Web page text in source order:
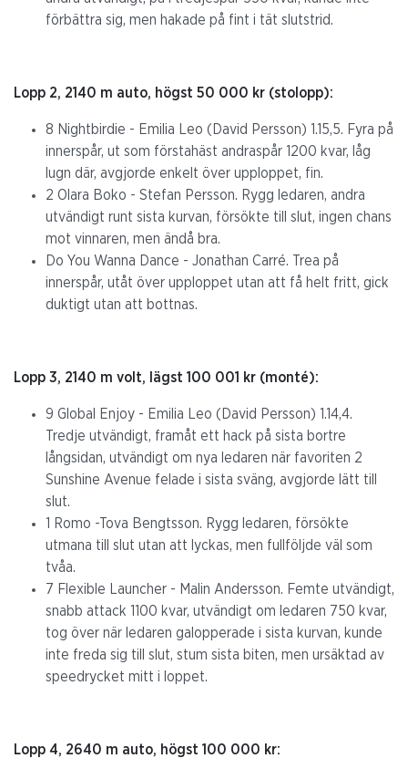
förbättra sig, men hakade på fint i tät slutstrid.
Lopp 2, 2140 m auto, högst 50 000 kr (stolopp):
8 Nightbirdie - Emilia Leo (David Persson) 1.15,5. Fyra på
innerspår, ut som förstahäst andraspår 1200 kvar, låg
lugn där, avgjorde enkelt över upploppet, fin.
2 Olara Boko - Stefan Persson. Rygg ledaren, andra
utvändigt runt sista kurvan, försökte till slut, ingen chans
mot vinnaren, men ändå bra.
Do You Wanna Dance - Jonathan Carré. Trea på
innerspår, utåt över upploppet utan att få helt fritt, gick
duktigt utan att bottnas.
Lopp 3, 2140 m volt, lägst 100 001 kr (monté):
9 Global Enjoy - Emilia Leo (David Persson) 1.14,4.
Tredje utvändigt, framåt ett hack på sista bortre
långsidan, utvändigt om nya ledaren när favoriten 2
Sunshine Avenue felade i sista sväng, avgjorde lätt till
slut.
1 Romo -Tova Bengtsson. Rygg ledaren, försökte
utmana till slut utan att lyckas, men fullföljde väl som
tvåa.
7 Flexible Launcher - Malin Andersson. Femte utvändigt,
snabb attack 1100 kvar, utvändigt om ledaren 750 kvar,
tog över när ledaren galopperade i sista kurvan, kunde
inte freda sig till slut, stum sista biten, men ursäktad av
speedrycket mitt i loppet.
Lopp 4, 2640 m auto, högst 100 000 kr: